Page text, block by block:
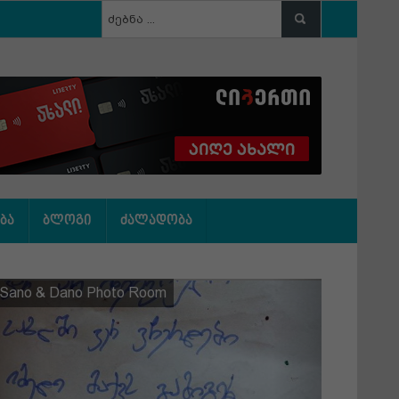
ბლოგი ძალადობა
Sano & Dano Photo Room
Previous